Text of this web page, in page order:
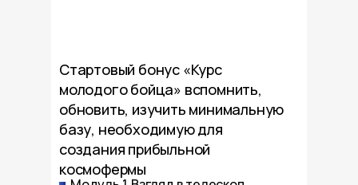
Стартовый бонус «Курс
молодого бойца» вспомнить,
обновить, изучить минимальную
базу, необходимую для
создания прибыльной
космофермы